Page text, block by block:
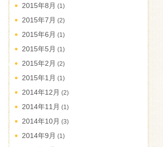
2015年8月 (1)
2015年7月 (2)
2015年6月 (1)
2015年5月 (1)
2015年2月 (2)
2015年1月 (1)
2014年12月 (2)
2014年11月 (1)
2014年10月 (3)
2014年9月 (1)